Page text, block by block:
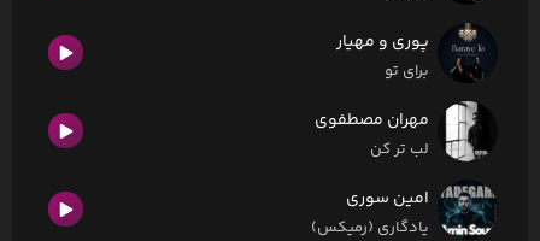
پوری و مهیار
برای تو
مهران مصطفوی
لب تر کن
امین سوری
یادگاری (رمیکس)